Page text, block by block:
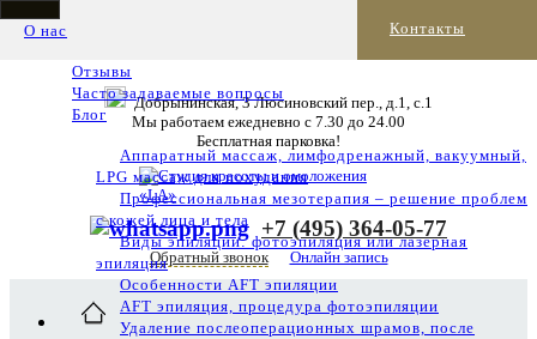
Добрынинская, 3 Люсиновский пер., д.1, с.1
Мы работаем ежедневно с 7.30 до 24.00
Бесплатная парковка!
+7 (495) 364-05-77
Обратный звонок Онлайн запись
О нас
Отзывы
Часто задаваемые вопросы
Блог
Аппаратный массаж, лимфодренажный, вакуумный,
LPG массаж для похудания
Профессиональная мезотерапия – решение проблем
с кожей лица и тела
Виды эпиляции: фотоэпиляция или лазерная
эпиляция
Особенности AFT эпиляции
AFT эпиляция, процедура фотоэпиляции
Удаление послеоперационных шрамов, после
Контакты